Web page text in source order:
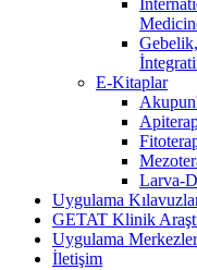
E-Kitaplar
Larva-
Uygulama
GETAT Klinik
Uygulama
İletişim